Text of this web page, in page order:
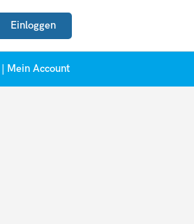
Einloggen
Mein Account